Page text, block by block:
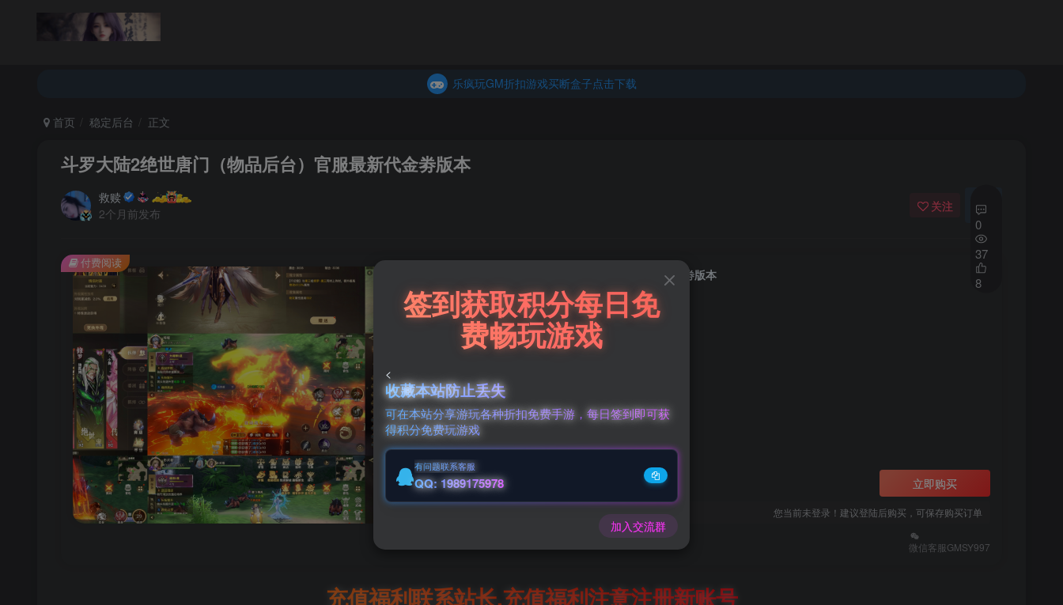
乐疯玩GM折扣游戏买断盒子点击下载
首页 稳定后台 正文
斗罗大陆2绝世唐门（物品后台）官服最新代金劵版本
救赎
2个月前发布
关注 私信
0
37
8
斗罗大陆2绝世唐门（物品后台）官服最新代金劵版本
此内容为付费阅读，请付费后查看
￥600
立即购买
您当前未登录！建议登陆后购买，可保存购买订单
微信客服GMSY997
付费阅读
充值福利联系站长.充值福利注意注册新账号
签到获取积分每日免
费畅玩游戏
<
收藏本站防止丢失
可在本站分享游玩各种折扣免费手游，每日签到即可获
得积分免费玩游戏
有问题联系客服
QQ: 1989175978
加入交流群